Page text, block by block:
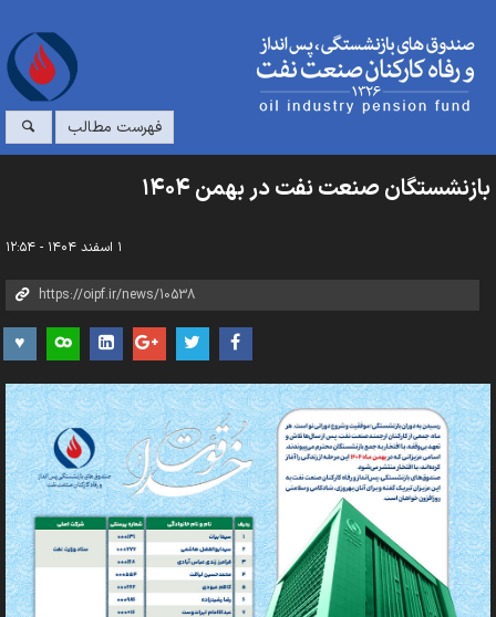
فهرست مطالب
بازنشستگان صنعت نفت در بهمن ۱۴۰۴
۱ اسفند ۱۴۰۴ - ۱۲:۵۴